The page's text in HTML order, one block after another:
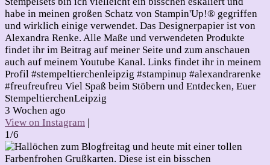
habe in meinen großen Schatz von Stampin'Up!® gegriffen
und wirklich einige verwendet. Das Designerpapier ist von
Alexandra Renke. Alle Maße und verwendeten Produkte
findet ihr im Beitrag auf meiner Seite und zum anschauen
auch auf meinem Youtube Kanal. Links findet ihr in meinem
Profil #stempeltierchenleipzig #stampinup #alexandrarenke
#freufreufreu Viel Spaß beim Stöbern und Entdecken, Euer
StempeltierchenLeipzig
3 Wochen ago
View on Instagram |
1/6